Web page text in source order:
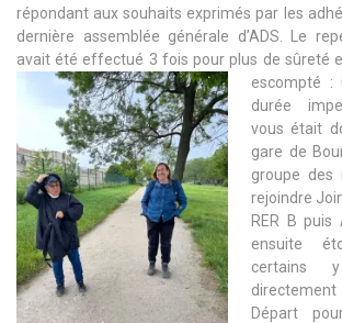
répondant aux souhaits exprimés par les
dernière assemblée générale d’ADS. Le
avait été effectué 3 fois pour plus de sûreté
escompté
durée
vous était
gare de
groupe des
rejoindre
RER B puis
ensuite
certains
directement
Départ